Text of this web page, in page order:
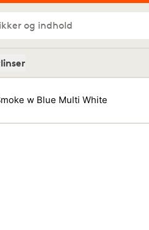
og indhold
w Blue Multi White